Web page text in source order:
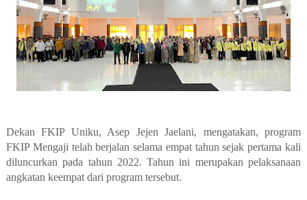
Dekan FKIP Uniku, Asep Jejen Jaelani, mengatakan, program
FKIP Mengaji telah berjalan selama empat tahun sejak pertama kali
diluncurkan pada tahun 2022. Tahun ini merupakan pelaksanaan
angkatan keempat dari program tersebut.